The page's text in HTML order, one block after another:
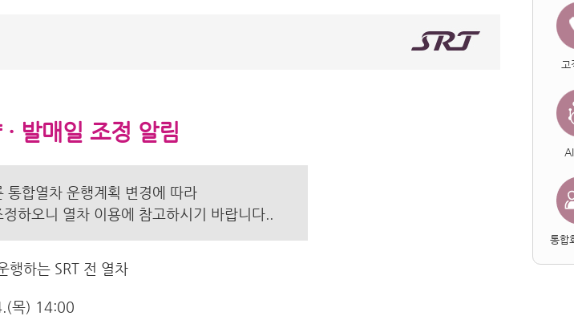
발매일 조정 알림
통합열차 운행계획 변경에 따라
하오니 열차 이용에 참고하시기 바랍니다..
하는 SRT 전 열차
목) 14:00
고
통합